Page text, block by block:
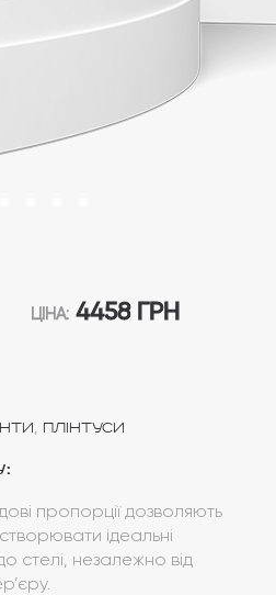
ЦІНА: 4458 ГРН
Плінтуси
пропорції дозволяють
ідеальні
стелі, незалежно від